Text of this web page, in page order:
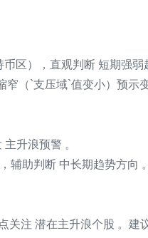
区），直观判断 短期强弱
（`支压域`值变小）预示
主升浪预警 。
辅助判断 中长期趋势方向 。
关注 潜在主升浪个股 。建